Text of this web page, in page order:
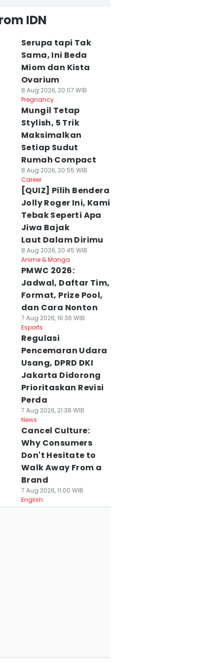
IDN
Serupa tapi Tak
Sama, Ini Beda
Miom dan Kista
Ovarium
8 Aug 2026, 20:07 WIB
Pregnancy
Mungil Tetap
Stylish, 5 Trik
Maksimalkan
Setiap Sudut
Rumah Compact
8 Aug 2026, 20:55 WIB
Career
[QUIZ] Pilih Bendera
Jolly Roger Ini, Kami
Tebak Seperti Apa
Jiwa Bajak
Laut Dalam Dirimu
8 Aug 2026, 20:45 WIB
Anime & Manga
PMWC 2026:
Jadwal, Daftar Tim,
Format, Prize Pool,
dan Cara Nonton
7 Aug 2026, 16:36 WIB
Esports
Regulasi
Pencemaran Udara
Usang, DPRD DKI
Jakarta Didorong
Prioritaskan Revisi
Perda
7 Aug 2026, 21:38 WIB
News
Cancel Culture:
Why Consumers
Don't Hesitate to
Walk Away From a
Brand
7 Aug 2026, 11:00 WIB
English